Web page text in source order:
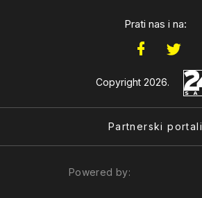
Prati nas i na:
Copyright 2026.
Partnerski portali
Powered by: